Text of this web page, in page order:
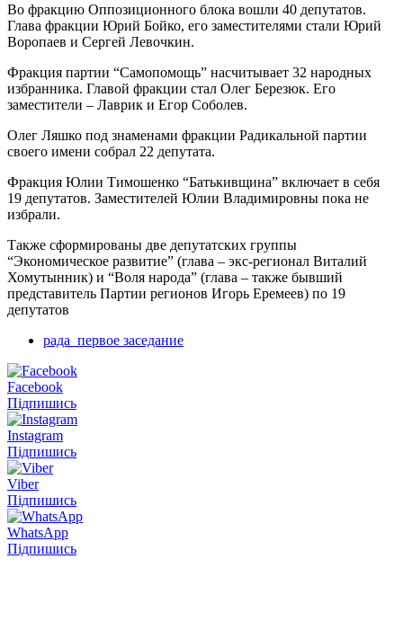
Во фракцию Оппозиционного блока вошли 40 депутатов.
Глава фракции Юрий Бойко, его заместителями стали Юрий
Воропаев и Сергей Левочкин.
Фракция партии “Самопомощь” насчитывает 32 народных
избранника. Главой фракции стал Олег Березюк. Его
заместители – Лаврик и Егор Соболев.
Олег Ляшко под знаменами фракции Радикальной партии
своего имени собрал 22 депутата.
Фракция Юлии Тимошенко “Батькивщина” включает в себя
19 депутатов. Заместителей Юлии Владимировны пока не
избрали.
Также сформированы две депутатских группы
“Экономическое развитие” (глава – экс-регионал Виталий
Хомутынник) и “Воля народа” (глава – также бывший
представитель Партии регионов Игорь Еремеев) по 19
депутатов
рада_первое заседание
Facebook
Підпишись
Instagram
Підпишись
Viber
Підпишись
WhatsApp
Підпишись